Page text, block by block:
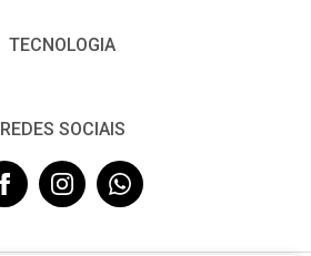
TECNOLOGIA
REDES SOCIAIS